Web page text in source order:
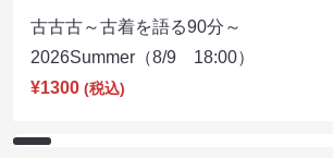
古古古～古着を語る90分～
2026Summer（8/9 18:00）
¥1300 (税込)